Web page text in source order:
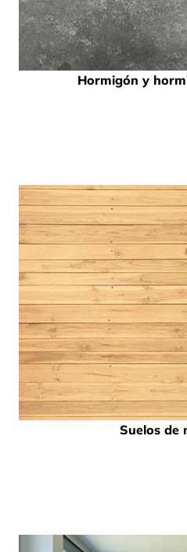
Hormigón y
Suelos de